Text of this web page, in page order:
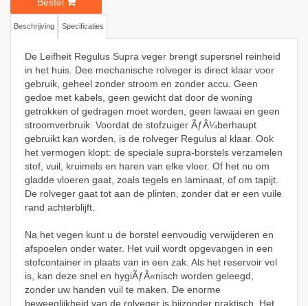
Beschrijving Specificaties
De Leifheit Regulus Supra veger brengt supersnel reinheid
in het huis. Dee mechanische rolveger is direct klaar voor
gebruik, geheel zonder stroom en zonder accu. Geen
gedoe met kabels, geen gewicht dat door de woning
getrokken of gedragen moet worden, geen lawaai en geen
stroomverbruik. Voordat de stofzuiger ÃƒÂ¼berhaupt
gebruikt kan worden, is de rolveger Regulus al klaar. Ook
het vermogen klopt: de speciale supra-borstels verzamelen
stof, vuil, kruimels en haren van elke vloer. Of het nu om
gladde vloeren gaat, zoals tegels en laminaat, of om tapijt.
De rolveger gaat tot aan de plinten, zonder dat er een vuile
rand achterblijft.
Na het vegen kunt u de borstel eenvoudig verwijderen en
afspoelen onder water. Het vuil wordt opgevangen in een
stofcontainer in plaats van in een zak. Als het reservoir vol
is, kan deze snel en hygiÃƒÂ«nisch worden geleegd,
zonder uw handen vuil te maken. De enorme
beweeglijkheid van de rolveger is bijzonder praktisch. Het